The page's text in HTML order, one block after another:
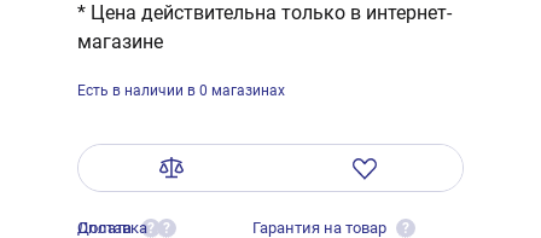
* Цена действительна только в интернет-
магазине
Есть в наличии в 0 магазинах
Оплата ?
Доставка ? Гарантия на товар ?